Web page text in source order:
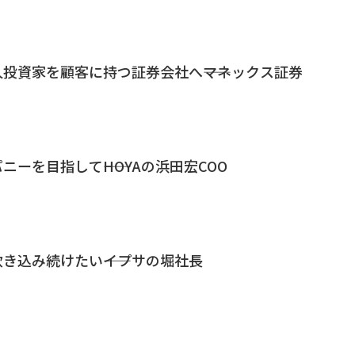
資家を顧客に持つ証券会社へ――マネックス証券
ーを目指して――HOYAの浜田宏COO
込み続けたい――イプサの堀社長